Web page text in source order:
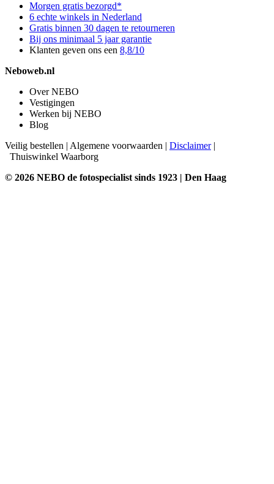
Morgen gratis bezorgd*
6 echte winkels in Nederland
Gratis binnen 30 dagen te retourneren
Bij ons minimaal 5 jaar garantie
Klanten geven ons een 8,8/10
Neboweb.nl
Over NEBO
Vestigingen
Werken bij NEBO
Blog
Veilig bestellen Algemene voorwaarden Disclaimer|
Thuiswinkel Waarborg
© 2026 NEBO de fotospecialist sinds 1923 | Den Haag